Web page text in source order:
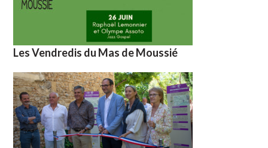
Les Vendredis du Mas de Moussié